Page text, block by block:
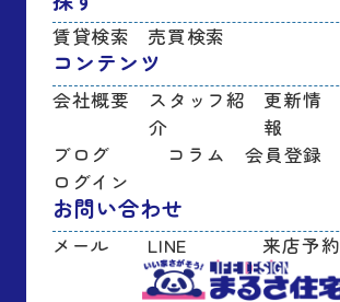
賃貸検索 売買検索
コンテンツ
会社概要
スタッフ紹
介
更新情
報
ブログ
コラム
会員登録
ログイン
お問い合わせ
メール LINE 来店予約